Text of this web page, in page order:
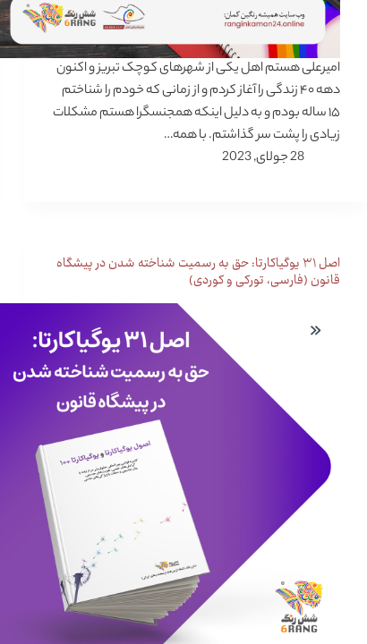
امیرعلی هستم اهل یکی از شهرهای کوچک تبریز و اکنون
دهه ۴۰ زندگی را آغاز کردم و از زمانی که خودم را شناختم
۱۵ ساله بودم و به دلیل اینکه همجنسگرا هستم مشکلات
زیادی را پشت سر گذاشتم. با همه…
28 جولای, 2023
اصل ۳۱ یوگیاکارتا: حق به رسمیت شناخته شدن در پیشگاه
قانون (فارسی، تورکی و کوردی)